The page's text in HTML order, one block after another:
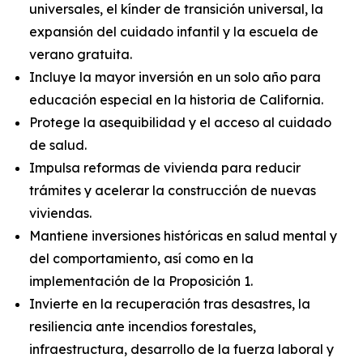
universales, el kínder de transición universal, la
expansión del cuidado infantil y la escuela de
verano gratuita.
Incluye la mayor inversión en un solo año para
educación especial en la historia de California.
Protege la asequibilidad y el acceso al cuidado
de salud.
Impulsa reformas de vivienda para reducir
trámites y acelerar la construcción de nuevas
viviendas.
Mantiene inversiones históricas en salud mental y
del comportamiento, así como en la
implementación de la Proposición 1.
Invierte en la recuperación tras desastres, la
resiliencia ante incendios forestales,
infraestructura, desarrollo de la fuerza laboral y